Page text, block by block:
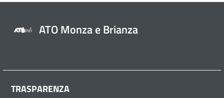
ATO Monza e Brianza
TRASPARENZA